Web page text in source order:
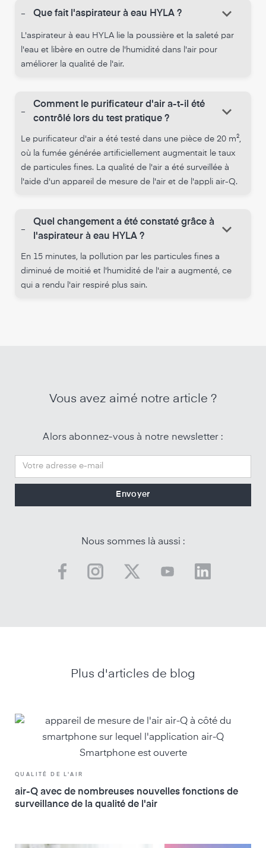
- Que fait l'aspirateur à eau HYLA ? keyboard_arrow_down
L'aspirateur à eau HYLA lie la poussière et la saleté par
l'eau et libère en outre de l'humidité dans l'air pour
améliorer la qualité de l'air.
-
Comment le purificateur d'air a-t-il été
contrôlé lors du test pratique ?
keyboard_arrow_down
Le purificateur d'air a été testé dans une pièce de 20 m²,
où la fumée générée artificiellement augmentait le taux
de particules fines. La qualité de l'air a été surveillée à
l'aide d'un appareil de mesure de l'air et de l'appli air-Q.
-
Quel changement a été constaté grâce à
l'aspirateur à eau HYLA ?
keyboard_arrow_down
En 15 minutes, la pollution par les particules fines a
diminué de moitié et l'humidité de l'air a augmenté, ce
qui a rendu l'air respiré plus sain.
Vous avez aimé notre article ?
Alors abonnez-vous à notre newsletter :
Nous sommes là aussi :
Plus d'articles de blog
QUALITÉ DE L'AIR
air-Q avec de nombreuses nouvelles fonctions de
surveillance de la qualité de l'air